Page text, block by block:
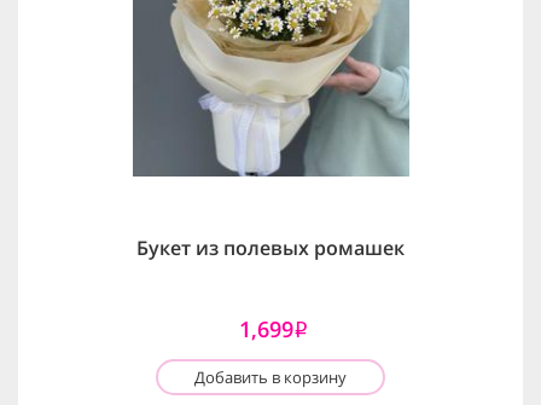
Букет из полевых ромашек
1,699i
Добавить в корзину